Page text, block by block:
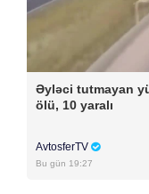
Əyləci tutmayan
ölü, 10 yaralı
AvtosferTV
Bu gün 19:27